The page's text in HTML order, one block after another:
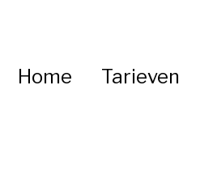
Home Tarieven